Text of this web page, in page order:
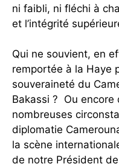
ni faibli, ni fléchi à
et l’intégrité
Qui ne souvient, en
remportée à la Haye
souveraineté du
Bakassi ? Ou encore
nombreuses
diplomatie
la scène
de notre Président